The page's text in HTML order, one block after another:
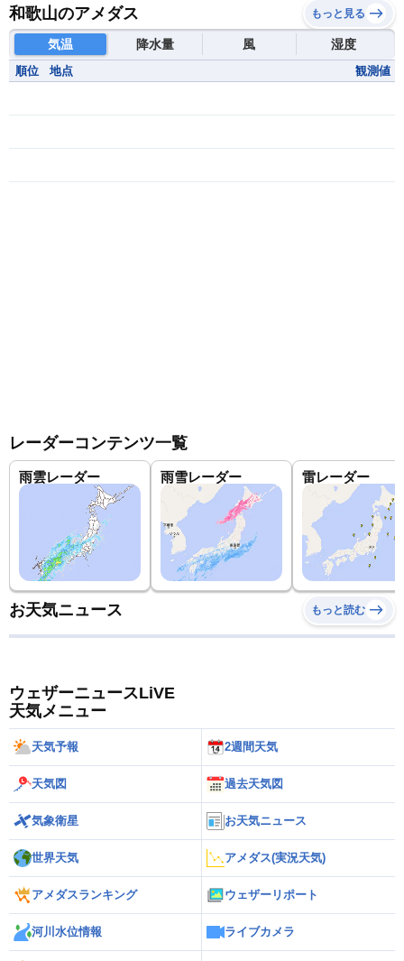
和歌山のアメダス もっと見る
気温 降水量 風 湿度
順位 地点 観測値
レーダーコンテンツ一覧
雨雲レーダー 雨雪レーダー 雷レーダー
お天気ニュース もっと読む
ウェザーニュースLiVE
天気メニュー
天気予報 2週間天気
天気図 過去天気図
気象衛星 お天気ニュース
世界天気 アメダス(実況天気)
アメダスランキング ウェザーリポート
河川水位情報 ライブカメラ